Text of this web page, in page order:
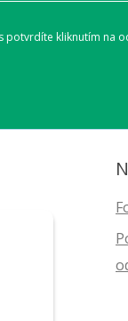
kliknutím na